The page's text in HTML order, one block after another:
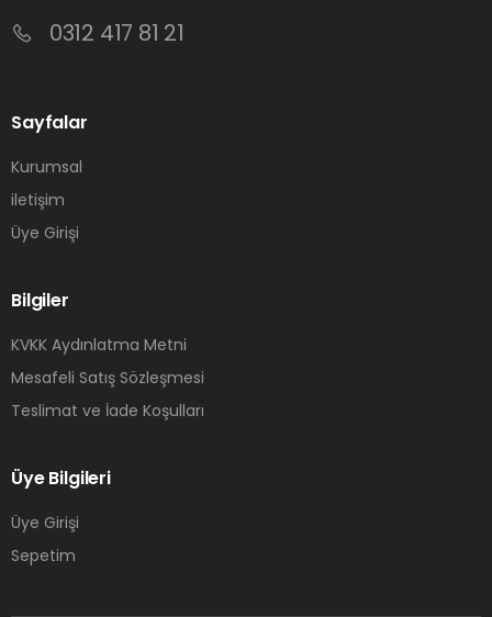
0312 417 81 21
Sayfalar
Kurumsal
iletişim
Üye Girişi
Bilgiler
KVKK Aydınlatma Metni
Mesafeli Satış Sözleşmesi
Teslimat ve İade Koşulları
Üye Bilgileri
Üye Girişi
Sepetim